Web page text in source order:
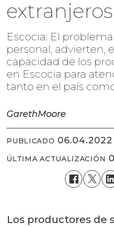
extranjeros
Escocia: El
personal, advierten,
capacidad de los
en Escocia para
tanto en el país
GarethMoore
PUBLICADO
ÚLTIMA ACTUALIZACIÓN
Los productores de